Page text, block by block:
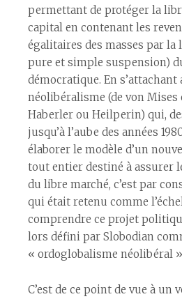
permettant de protéger la
capital en contenant les
égalitaires des masses par
pure et simple suspension)
démocratique. En
néolibéralisme (de von Mises
Haberler ou Heilperin) qui,
jusqu’à l’aube des années
élaborer le modèle d’un
tout entier destiné à assurer
du libre marché, c’est par
qui était retenu comme
comprendre ce projet
lors défini par Slobodian
« ordoglobalisme néolibéral
C’est de ce point de vue à un